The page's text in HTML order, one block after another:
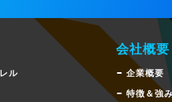
ル
会社概要
– 企業概要
– 特徴＆強み